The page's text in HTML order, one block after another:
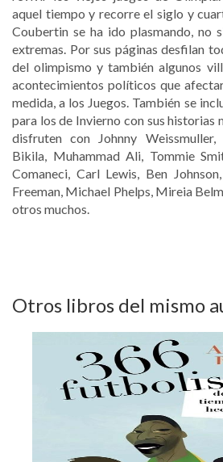
aquel tiempo y recorre el siglo y
Coubertin se ha ido plasmando, no
extremas. Por sus páginas desfilan
del olimpismo y también algunos
acontecimientos políticos que
medida, a los Juegos. También se
para los de Invierno con sus historias
disfruten con Johnny Weissmuller,
Bikila, Muhammad Ali, Tommie
Comaneci, Carl Lewis, Ben
Freeman, Michael Phelps, Mireia
otros muchos.
Otros libros del mismo